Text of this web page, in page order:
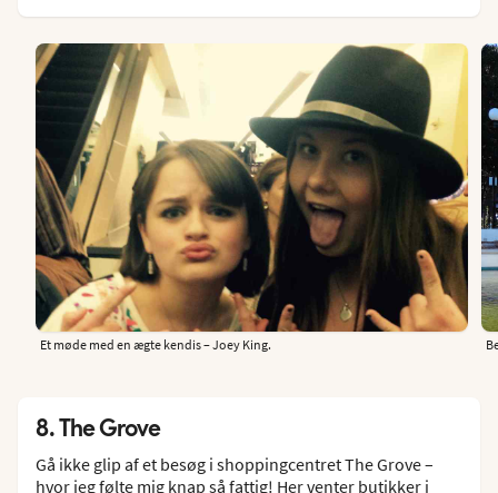
Et møde med en ægte kendis – Joey King.
8. The Grove
Gå ikke glip af et besøg i shoppingcentret The Grove –
hvor jeg følte mig knap så fattig! Her venter butikker i